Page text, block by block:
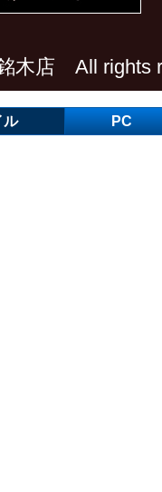
木店 All rights
ル PC